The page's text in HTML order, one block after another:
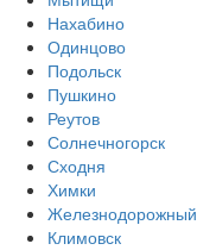
Нахабино
Одинцово
Подольск
Пушкино
Реутов
Солнечногорск
Сходня
Химки
Железнодорожный
Климовск